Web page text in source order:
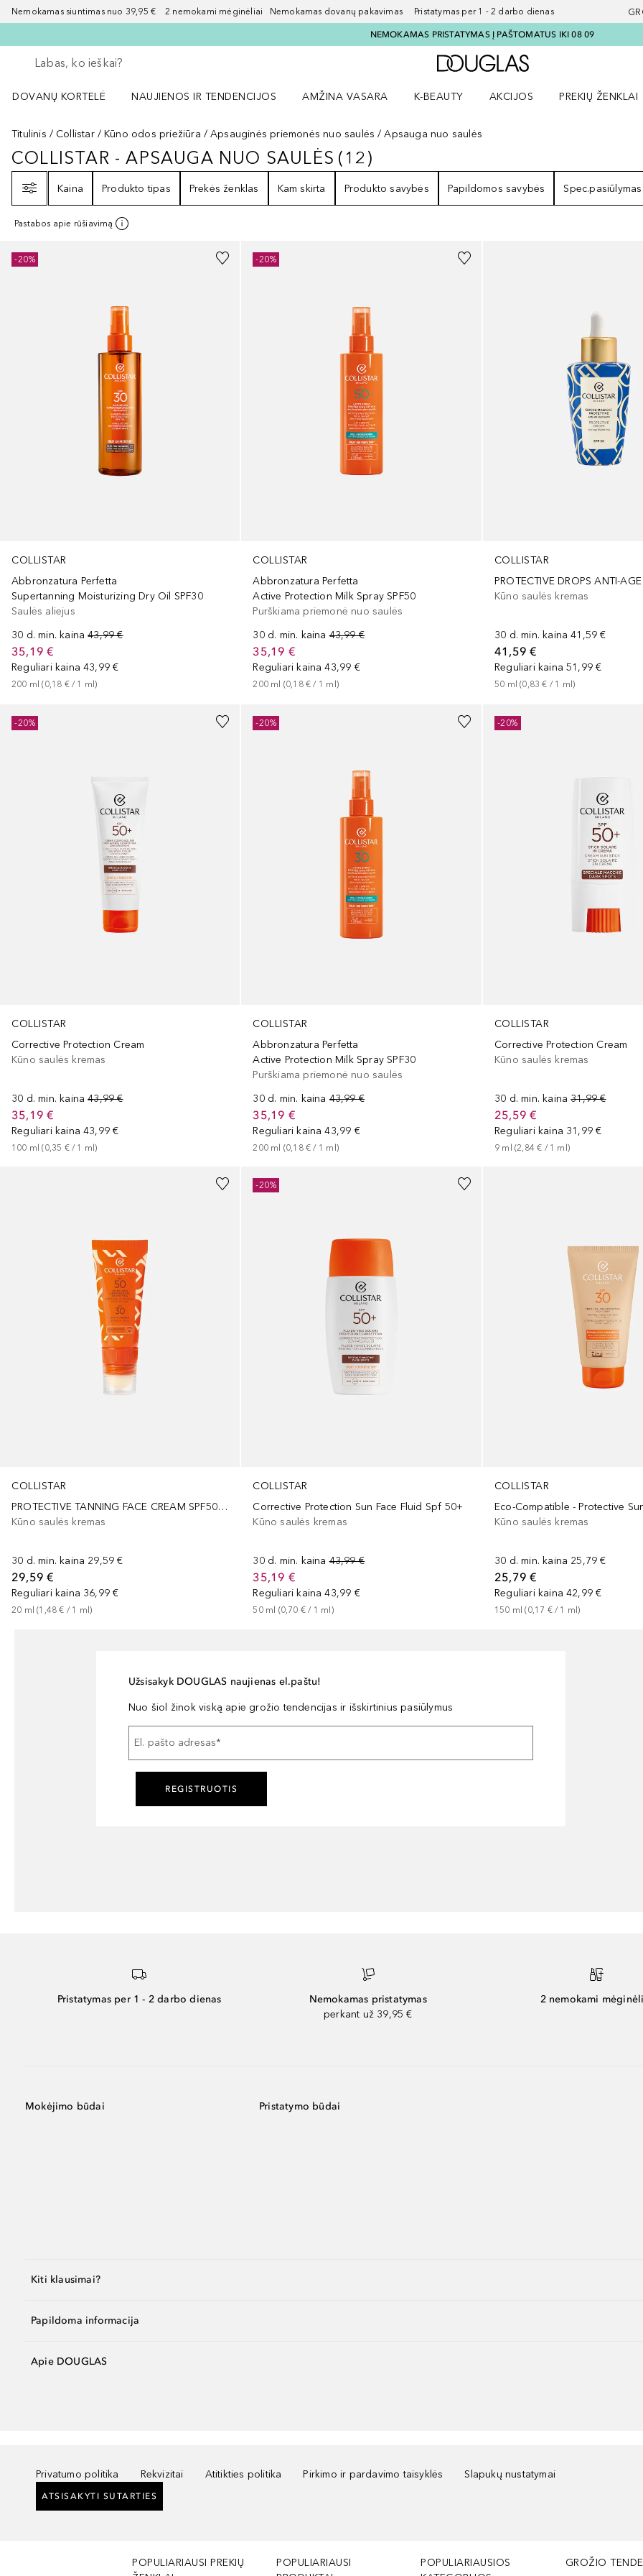
Nemokamas siuntimas nuo 39,95 € 2 nemokami mėginėliai Nemokamas dovanų pakavimas Pristatymas per 1 - 2 darbo dienas
NEMOKAMAS PRISTATYMAS Į PAŠTOMATUS IKI 08 09
Grįžk atgal
Vykdykite paiešką
Į Douglas pagrindinį
DOVANŲ KORTELĖ
NAUJIENOS IR TENDENCIJOS
AMŽINA VASARA
K-BEAUTY
AKCIJOS
PREKIŲ ŽENKLAI
Titulinis
Collistar Kūno odos priežiūra Apsauginės priemonės nuo saulės Apsauga nuo saulės
COLLISTAR - APSAUGA NUO SAULĖS12REZULTATAI
COLLISTAR - APSAUGA NUO SAULĖS (12 )
Kaina
Produkto tipas Prekės ženklas Kam skirta Produkto savybės Papildomos savybės Spec.pasiūlymas
Pastabos apie rūšiavimą
COLLISTAR
Abbronzatura Perfetta
Supertanning Moisturizing Dry Oil SPF30
Saulės aliejus
30 d. min. kaina 43,99 €
35,19 €
Reguliari kaina 43,99 €
200 ml (0,18 € / 1 ml)
-20%
COLLISTAR
Abbronzatura Perfetta
Active Protection Milk Spray SPF50
Purškiama priemonė nuo saulės
30 d. min. kaina 43,99 €
35,19 €
Reguliari kaina 43,99 €
200 ml (0,18 € / 1 ml)
-20%
COLLISTAR
Kūno saulės kremas
30 d. min. kaina 41,59 €
41,59 €
Reguliari kaina 51,99 €
50 ml (0,83 € / 1 ml)
COLLISTAR
Corrective Protection Cream
Kūno saulės kremas
30 d. min. kaina 43,99 €
35,19 €
Reguliari kaina 43,99 €
100 ml (0,35 € / 1 ml)
-20%
COLLISTAR
Abbronzatura Perfetta
Active Protection Milk Spray SPF30
Purškiama priemonė nuo saulės
30 d. min. kaina 43,99 €
35,19 €
Reguliari kaina 43,99 €
200 ml (0,18 € / 1 ml )
-20%
COLLISTAR
Corrective Protection Cream
Kūno saulės kremas
30 d. min. kaina 31,99 €
25,59 €
Reguliari kaina 31,99 €
9 ml (2,84 € / 1 ml )
-20%
COLLISTAR
PROTECTIVE TANNING FACE CREAM SPF50 & LIP BALM STICK SPF30
Kūno saulės kremas
30 d. min. kaina 29,59 €
29,59 €
Reguliari kaina 36,99 €
20 ml (1,48 € / 1 ml)
COLLISTAR
Corrective Protection Sun Face Fluid Spf 50+
Kūno saulės kremas
30 d. min. kaina 43,99 €
35,19 €
Reguliari kaina 43,99 €
50 ml (0,70 € / 1 ml )
-20%
COLLISTAR
Kūno saulės kremas
30 d. min. kaina 25,79 €
25,79 €
Reguliari kaina 42,99 €
150 ml (0,17 € / 1 ml)
Užsisakyk DOUGLAS naujienas el.paštu!
Nuo šiol žinok viską apie grožio tendencijas ir išskirtinius pasiūlymus
El. pašto adresas*
REGISTRUOTIS
Pristatymas per 1 - 2 darbo dienas
Nemokamas pristatymas
perkant už 39,95 €
2 nemokami
Mokėjimo būdai Pristatymo būdai
Kiti klausimai?
Papildoma informacija
Apie DOUGLAS
Privatumo politika Rekvizitai Atitikties politika Pirkimo ir pardavimo taisyklės Slapukų nustatymai
ATSISAKYTI SUTARTIES
POPULIARIAUSI PREKIŲ
POPULIARIAUSI
POPULIARIAUSIOS
GROŽIO